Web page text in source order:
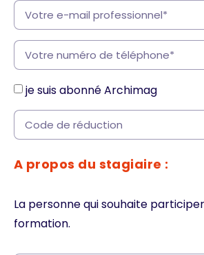
je suis abonné Archimag
A propos du stagiaire :
La personne qui souhaite
formation.